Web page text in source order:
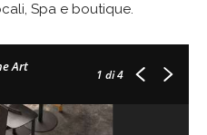
Spa e boutique.
Art
1 di 4